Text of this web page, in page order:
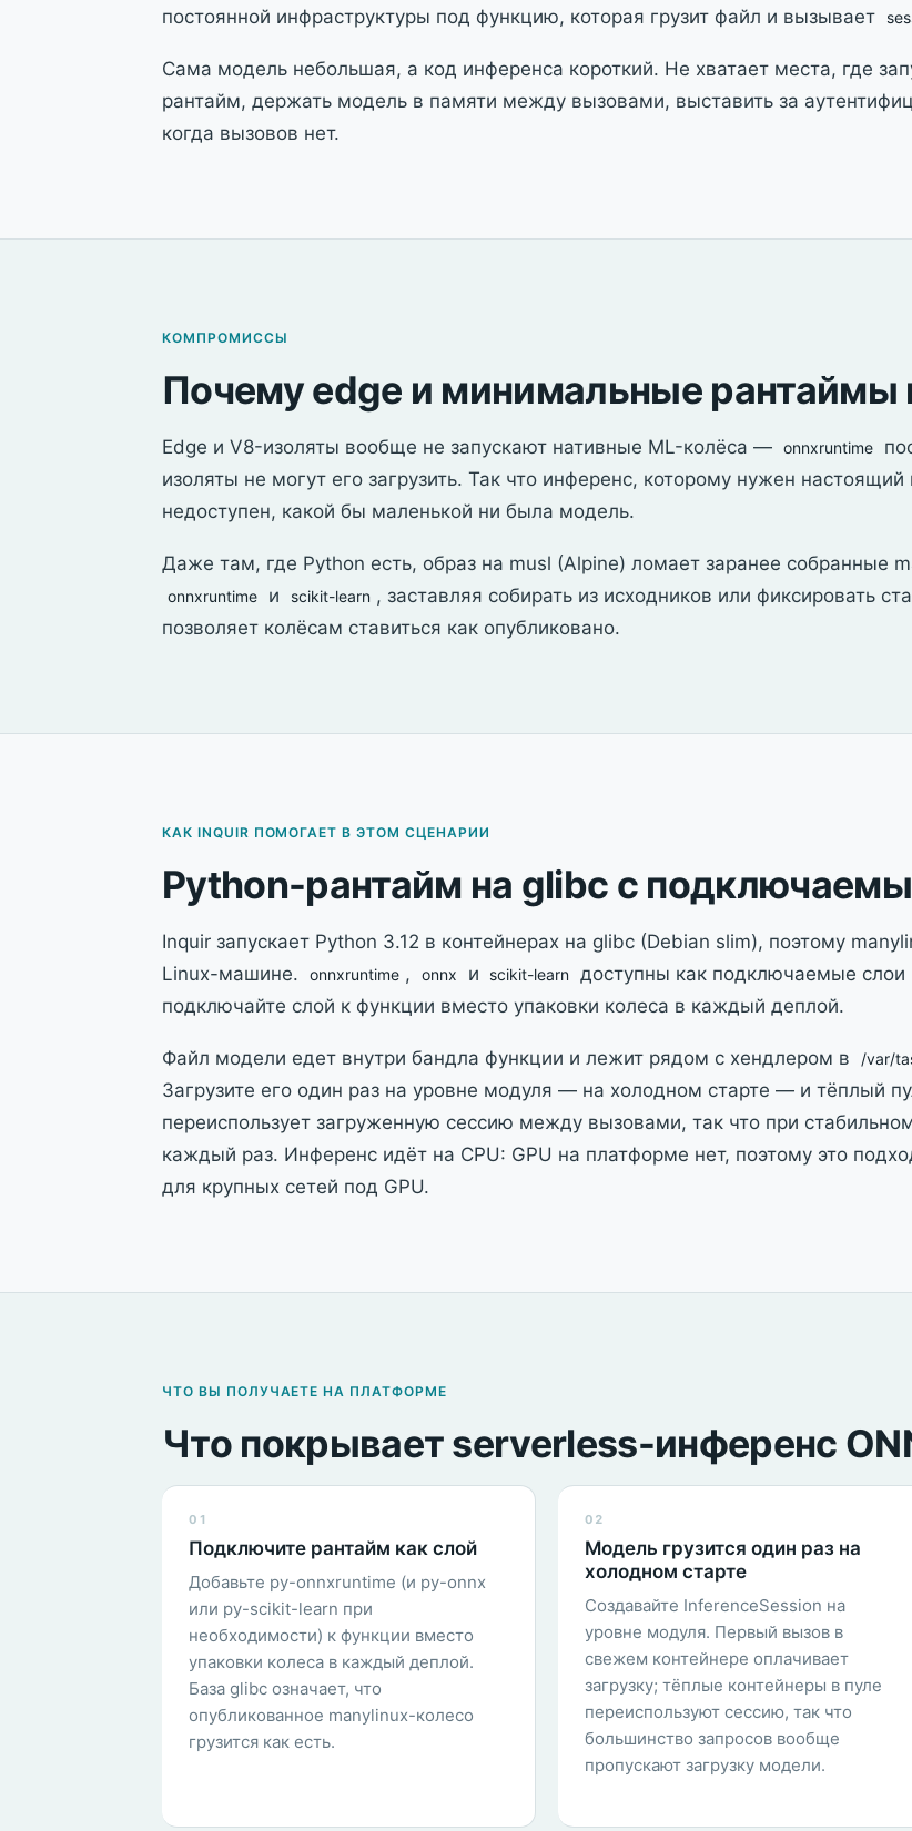
постоянной инфраструктуры под функцию, которая грузит файл и вызывает
Сама модель небольшая, а код инференса короткий. Не хватает места, где
рантайм, держать модель в памяти между вызовами, выставить за
когда вызовов нет.
КОМПРОМИССЫ
Почему edge и минимальные
Edge и V8-изоляты вообще не запускают нативные ML-колёса — onnxruntime
изоляты не могут его загрузить. Так что инференс, которому нужен
недоступен, какой бы маленькой ни была модель.
Даже там, где Python есть, образ на musl (Alpine) ломает заранее собранные
onnxruntime и scikit-learn , заставляя собирать из исходников или фиксировать
позволяет колёсам ставиться как опубликовано.
КАК INQUIR ПОМОГАЕТ В ЭТОМ СЦЕНАРИИ
Python-рантайм на glibc с
Inquir запускает Python 3.12 в контейнерах на glibc (Debian slim), поэтому
Linux-машине.
onnxruntime , onnx и scikit-learn доступны как подключаемые слои
подключайте слой к функции вместо упаковки колеса в каждый деплой.
Файл модели едет внутри бандла функции и лежит рядом с хендлером в /var/
Загрузите его один раз на уровне модуля — на холодном старте — и тёплый
переиспользует загруженную сессию между вызовами, так что при
каждый раз. Инференс идёт на CPU: GPU на платформе нет, поэтому это
для крупных сетей под GPU.
ЧТО ВЫ ПОЛУЧАЕТЕ НА ПЛАТФОРМЕ
Что покрывает serverless-инференс
01
Подключите рантайм как слой
Добавьте py-onnxruntime (и py-onnx
или py-scikit-learn при
необходимости) к функции вместо
упаковки колеса в каждый деплой.
База glibc означает, что
опубликованное manylinux-колесо
грузится как есть.
02
Модель грузится один раз на
холодном старте
Создавайте InferenceSession на
уровне модуля. Первый вызов в
свежем контейнере оплачивает
загрузку; тёплые контейнеры в пуле
переиспользуют сессию, так что
большинство запросов вообще
пропускают загрузку модели.